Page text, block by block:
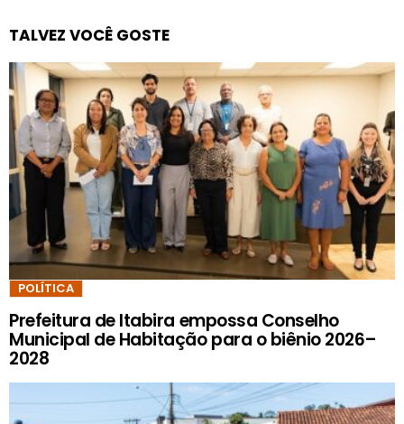
TALVEZ VOCÊ GOSTE
POLÍTICA
Prefeitura de Itabira empossa Conselho
Municipal de Habitação para o biênio 2026–
2028